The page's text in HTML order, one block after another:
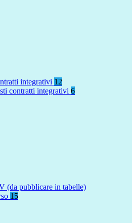
integrativi 12
contratti integrativi 6
(da pubblicare in tabelle)
15